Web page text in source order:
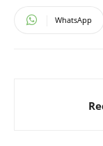
WhatsApp